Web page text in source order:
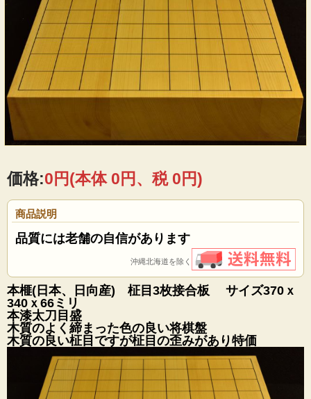
価格:0円(本体 0円、税 0円)
商品説明
品質には老舗の自信があります
沖縄北海道を除く
本榧(日本、日向産) 柾目3枚接合板 サイズ370ｘ
340ｘ66ミリ
本漆太刀目盛
木質のよく締まった色の良い将棋盤
木質の良い柾目ですが柾目の歪みがあり特価